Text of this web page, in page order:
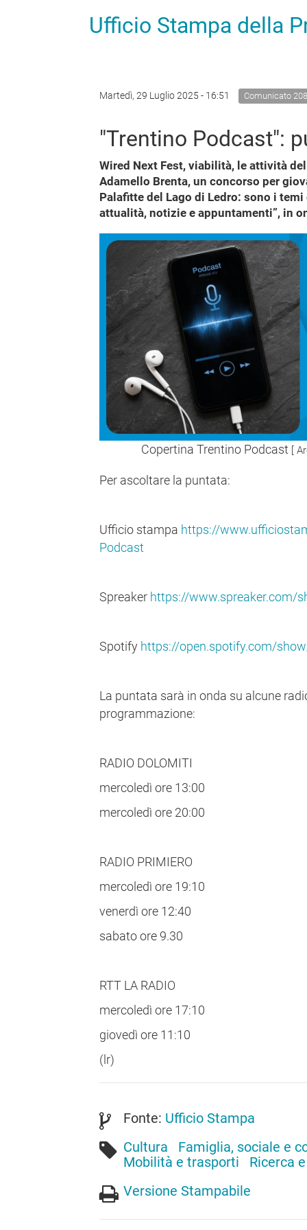
Ufficio Stampa della
Martedì, 29 Luglio 2025 - 16:51 Comunicato
"Trentino Podcast":
Wired Next Fest, viabilità, le attività
Adamello Brenta, un concorso per
Palafitte del Lago di Ledro: sono i
attualità, notizie e appuntamenti”, in
Copertina Trentino Podcast [
Per ascoltare la puntata:
Ufficio stampa https://
Podcast
Spreaker https://www.spreaker.com/
Spotify https://open.spotify.com/
La puntata sarà in onda su alcune
programmazione:
RADIO DOLOMITI
mercoledì ore 13:00
mercoledì ore 20:00
RADIO PRIMIERO
mercoledì ore 19:10
venerdì ore 12:40
sabato ore 9.30
RTT LA RADIO
mercoledì ore 17:10
giovedì ore 11:10
(lr)
Fonte: Ufficio Stampa
Cultura
Famiglia, sociale e
Mobilità e trasporti
Ricerca
Versione Stampabile